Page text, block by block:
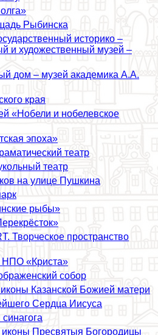
Рыбинска
историко –
и художественный музей –
дом – музей академика А.А.
края
«Нобели и нобелевское
эпоха»
театр
театр
на улице Пушкина
рыбы»
Творческое прострaнcтво
НПО «Криста»
собор
Казанской Божией матери
Сердца Иисуса
иконы Пресвятыя Богородицы